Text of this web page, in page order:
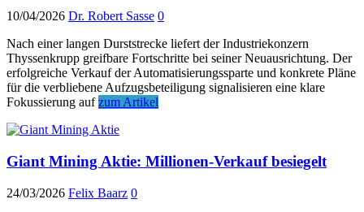
10/04/2026 Dr. Robert Sasse 0
Nach einer langen Durststrecke liefert der Industriekonzern
Thyssenkrupp greifbare Fortschritte bei seiner Neuausrichtung. Der
erfolgreiche Verkauf der Automatisierungssparte und konkrete Pläne
für die verbliebene Aufzugsbeteiligung signalisieren eine klare
Fokussierung aufzum Artikel
Giant Mining Aktie: Millionen-Verkauf besiegelt
24/03/2026 Felix Baarz 0